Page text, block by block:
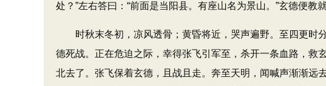
处？”左右答曰：“前面是当阳县。有座山名为景山。”玄德便教
时秋末冬初，凉风透骨；黄昏将近，哭声遍野。至四更时
德死战。正在危迫之际，幸得张飞引军至，杀开一条血路，救
北去了。张飞保着玄德，且战且走。奔至天明，闻喊声渐渐远